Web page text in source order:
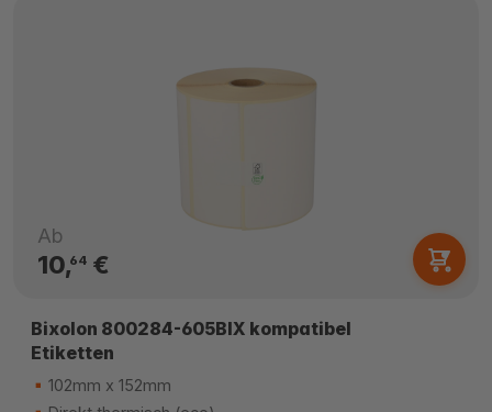
Ab
10,64€
Bixolon 800284-605BIX kompatibel
Etiketten
102mm x 152mm